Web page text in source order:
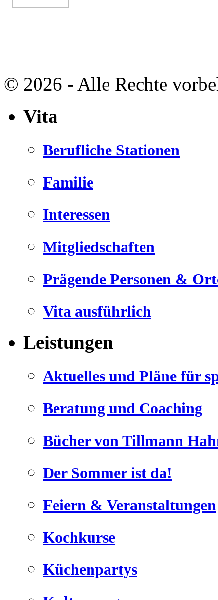
© 2026 - Alle Rechte
Vita
Berufliche Stationen
Familie
Interessen
Mitgliedschaften
Prägende Personen &
Vita ausführlich
Leistungen
Aktuelles und Pläne für
Beratung und Coaching
Bücher von Tillmann
Der Sommer ist da!
Feiern & Veranstaltungen
Kochkurse
Küchenpartys